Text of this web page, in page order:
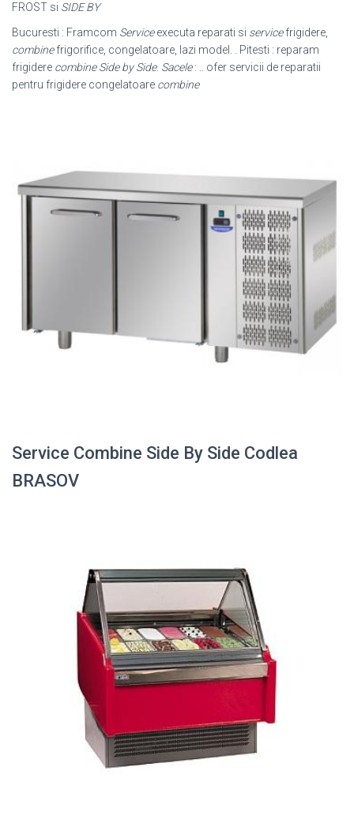
FROST si SIDE BY
Bucuresti : Framcom Serviceexecuta reparati si servicefrigidere,
combinefrigorifice, congelatoare, lazi model. . Pitesti : reparam
frigidere combine Side by Side. Sacele: .. ofer servicii de reparatii
pentru frigidere congelatoare combine
Service Combine Side By Side Codlea
BRASOV